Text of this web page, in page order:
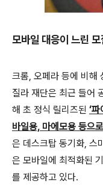
모바일 대응이 느린
크롬, 오페라 등에 비해
질라 재단은 최근 들어
해 초 정식 릴리즈된 ‘
바일용, 마에모용 등으
은 데스크탑 동기화, 스
은 모바일에 최적화된
를 제공하고 있다.